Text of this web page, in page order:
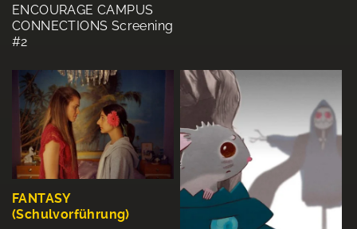
ENCOURAGE CAMPUS
CONNECTIONS Screening
#2
FANTASY
(Schulvorführung)